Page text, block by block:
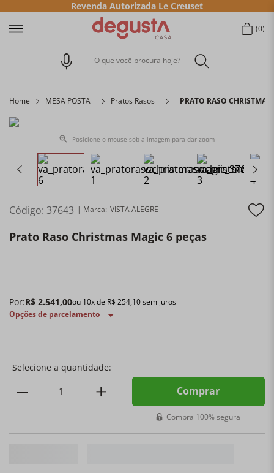
Revenda Autorizada Le Creuset
0
O que você procura hoje?
Home MESA POSTA Pratos Rasos PRATO RASO CHRISTMAS
Posicione o mouse sob a imagem para dar zoom
Código: 37643 VISTA ALEGRE
Prato Raso Christmas Magic 6 peças
Por:R$ 2.541,00ou 10x de R$ 254,10sem juros
Opções de parcelamento
Comprar
Compra 100% segura